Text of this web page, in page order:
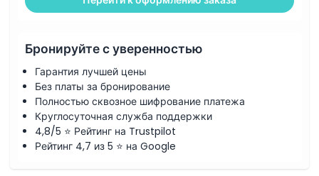
Бронируйте с уверенностью
Гарантия лучшей цены
Без платы за бронирование
Полностью сквозное шифрование платежа
Круглосуточная служба поддержки
4,8/5 ⭐ Рейтинг на Trustpilot
Рейтинг 4,7 из 5 ⭐ на Google